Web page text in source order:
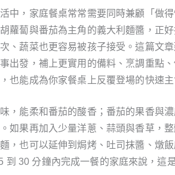
中，家庭餐桌常常需要同時兼顧「做
蘿蔔與番茄為主角的義大利麵醬，正
、蔬菜也更容易被孩子接受。這篇文章
出發，補上更實用的備料、烹調重點
也能成為你家餐桌上反覆登場的快速主
，能柔和番茄的酸香；番茄的果香與
如果再加入少量洋蔥、蒜頭與香草，
，也可以延伸到焗烤、吐司抹醬、燉
到 30 分鐘內完成一餐的家庭來說，這